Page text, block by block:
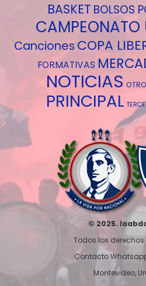
BASKET BOLSOS
CAMPEONATO
Canciones COPA
FORMATIVAS
NOTICIAS
PRINCIPAL
© 2025.
Todos los derechos
Contacto
Montevideo,